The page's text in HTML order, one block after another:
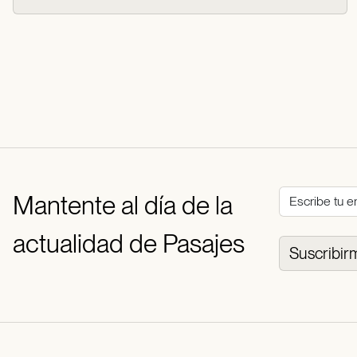
Mantente al día de la
actualidad de Pasajes